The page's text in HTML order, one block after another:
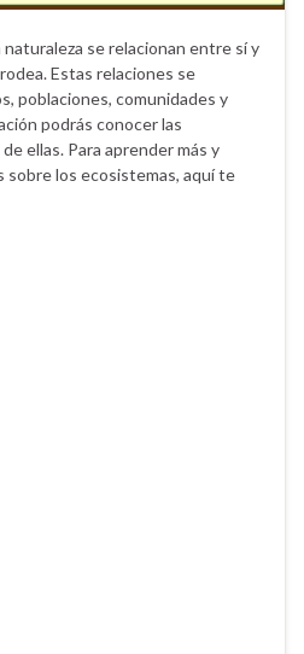
se relacionan entre sí y
Estas relaciones se
poblaciones, comunidades y
podrás conocer las
ellas. Para aprender más y
sobre los ecosistemas, aquí te